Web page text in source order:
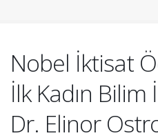
Nobel İktisat
İlk Kadın Bilim
Dr. Elinor